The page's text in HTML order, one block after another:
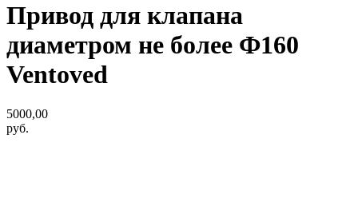
Привод для клапана
диаметром не более Ф160
Ventoved
5000,00
руб.